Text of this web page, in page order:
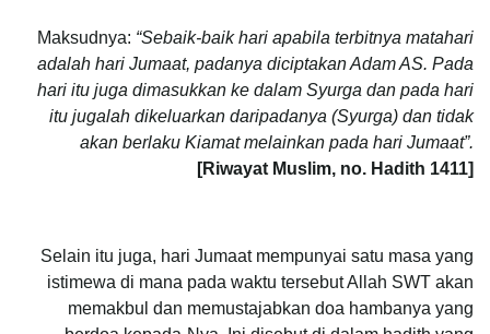
Maksudnya: “Sebaik-baik hari apabila terbitnya matahari
adalah hari Jumaat, padanya diciptakan Adam AS. Pada
hari itu juga dimasukkan ke dalam Syurga dan pada hari
itu jugalah dikeluarkan daripadanya (Syurga) dan tidak
akan berlaku Kiamat melainkan pada hari Jumaat”.
[Riwayat Muslim, no. Hadith 1411]
Selain itu juga, hari Jumaat mempunyai satu masa yang
istimewa di mana pada waktu tersebut Allah SWT akan
memakbul dan memustajabkan doa hambanya yang